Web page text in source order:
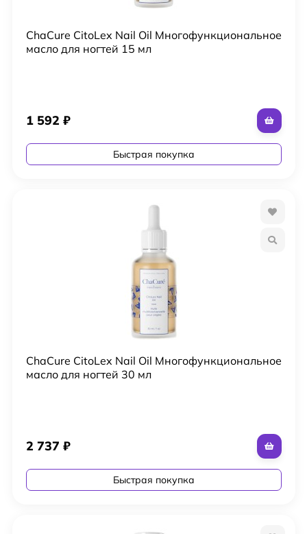
ChaCure CitoLex Nail Oil Многофункциональное
масло для ногтей 15 мл
1 592 ₽
Быстрая покупка
ChaCure CitoLex Nail Oil Многофункциональное
масло для ногтей 30 мл
2 737 ₽
Быстрая покупка